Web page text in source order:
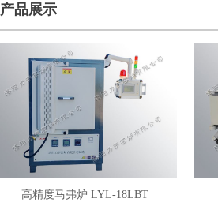
产品展示
高精度马弗炉 LYL-18LBT